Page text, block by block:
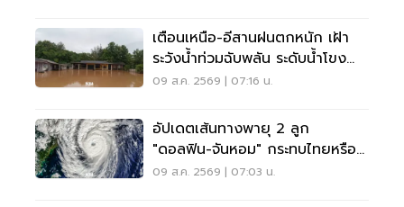
เตือนเหนือ-อีสานฝนตกหนัก เฝ้า
ระวังน้ำท่วมฉับพลัน ระดับน้ำโขง
เพิ่มสูง
09 ส.ค. 2569 | 07:16 น.
อัปเดตเส้นทางพายุ 2 ลูก
"ดอลฟิน-จันหอม" กระทบไทยหรือ
ไม่ เช็กเลย
09 ส.ค. 2569 | 07:03 น.